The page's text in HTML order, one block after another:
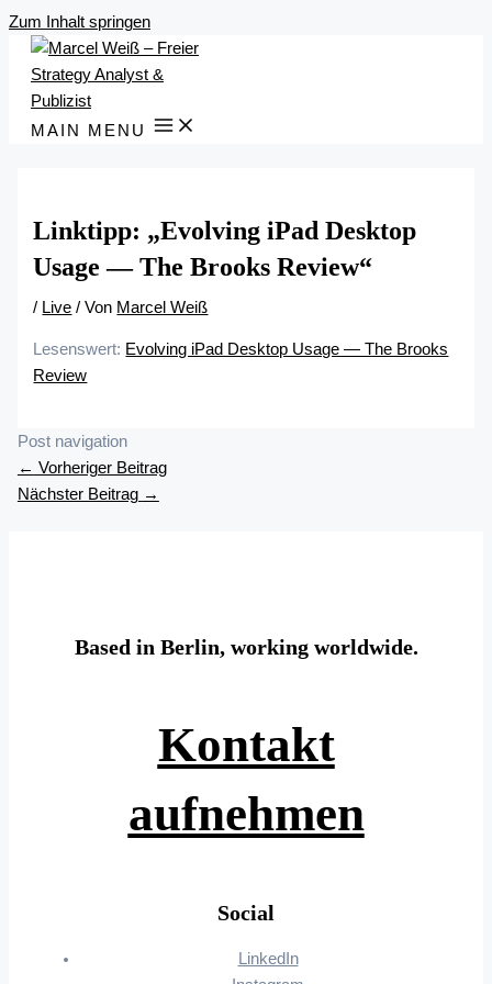
Zum Inhalt springen
MAIN MENU
Linktipp: „Evolving iPad Desktop
Usage — The Brooks Review“
/ Live / Von Marcel Weiß
Lesenswert: Evolving iPad Desktop Usage — The Brooks
Review
Post navigation
← Vorheriger Beitrag
Nächster Beitrag →
Based in Berlin, working worldwide.
Kontakt
aufnehmen
Social
LinkedIn